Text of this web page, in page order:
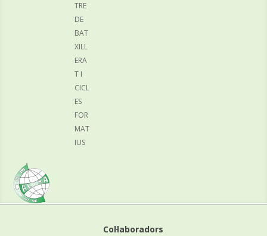
TRE
DE
BAT
XILL
ERA
T I
CICL
ES
FOR
MAT
IUS
Col·laboradors